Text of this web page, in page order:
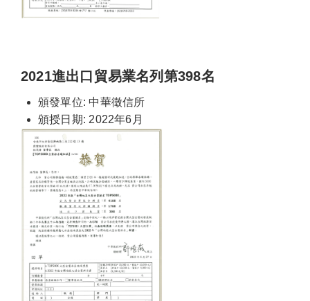
2021進出口貿易業名列第398名
頒發單位: 中華徵信所
頒授日期: 2022年6月